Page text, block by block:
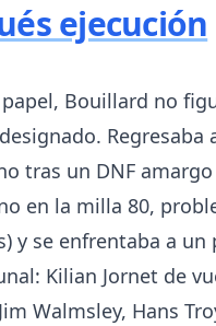
ejecución
Bouillard no
Regresaba
tras un DNF
en la milla 80,
y se enfrentaba a un
Kilian Jornet de
Walmsley, Hans